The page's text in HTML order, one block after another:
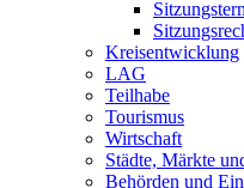
Kreisentwicklung
LAG
Teilhabe
Tourismus
Wirtschaft
Städte, Märkte
Behörden und